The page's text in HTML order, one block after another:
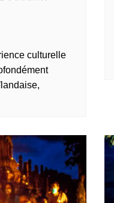
culturelle